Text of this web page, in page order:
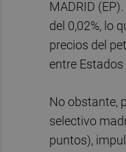
MADRID
del 0,02%, lo
precios del
entre
No obstante,
selectivo
puntos),